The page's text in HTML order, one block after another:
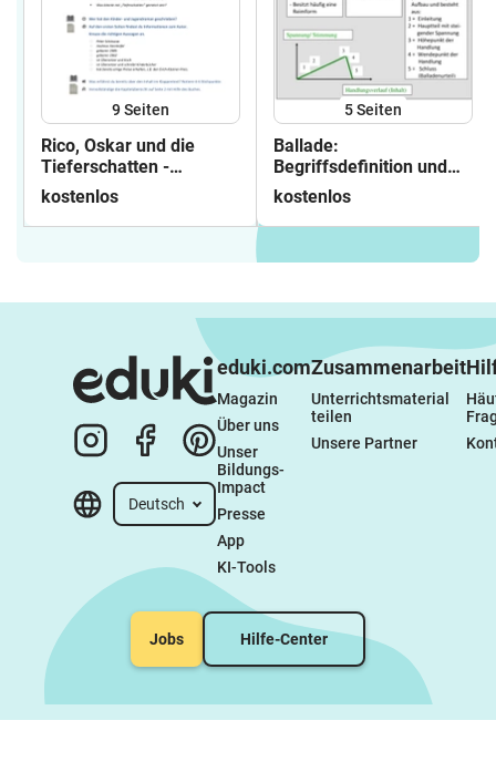
9Seiten
Rico, Oskar und die
Tieferschatten -
Aufgaben zum Einstieg
kostenlos
5Seiten
Ballade:
Begriffsdefinition und
Grundwissen als
Laufdiktat
kostenlos
Deutsch
eduki.com
Magazin
Über uns
Unser
Bildungs-
Impact
Presse
App
KI-Tools
Zusammenarbeit
Unterrichtsmaterial
teilen
Unsere Partner
Jobs Hilfe-Center